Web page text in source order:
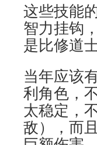
这些技能
智力挂钩
是比修道
当年应该
利角色，
太稳定，
敌），而